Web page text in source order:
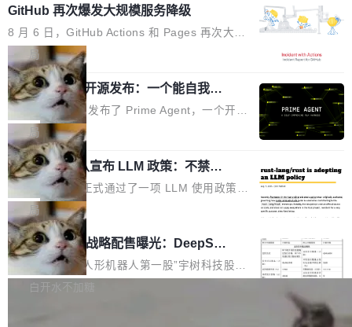
他引用的帖子来自 Mathew Shen，一位 ICLR 2
026 的读者：「看了篇 ...
理由很具体。FA 系列不需要解释，但 FA2 是他
认为最重要的一个——复杂度恰到好处，刚好能
驱动你去学 CuTe，但还没被那些"邪恶的" Hopp
er++ 优化所淹没，足够容易修改和适配。 更关
键的是 FA2 的持久性...
鸿蒙通过统一技术底座和分布式能力，为不同类
型智能设备的开发、连接与互联提供关键支撑，
也为产业链企业探索产品创新与商业增长打开新
的空间。 8月14日，开源鸿蒙智能硬件开发者日
（OHDD：OpenHarmony Hardware Develope
r Day）将在杭州启航。活动面向智能硬件产业
链企业和开发者，邀请行业专家与资深技术顾
问，围绕开源鸿蒙技术能力、设备适配、芯片适
配、功耗与稳定性调优、兼容性测评及统一互联
等内容展开系统讲解和实战交流，帮助企业进一
步了解开源鸿蒙在智能...
GitHub 再次爆发大规模服务降级
8 月 6 日，GitHub Actions 和 Pages 再次大规
模服务降级，Actions 完全不可用超过 5 小时，
webhook 停发，连自托管 runner 也因调度层故
障无法工作。Pages、Copilot code review、C
opilot coding agent 全部受影响。从检测到完全
恢复，大约 12 小时。 这是 2026 年 8 月的第六
起事故，其中四起与 AI/Copilot 服务相关。 Git
Hub 员工 kdaigle 在 HN 讨论中贴出了一组数
据：2025 年全年 10 亿次 commit。现在，每周
2.75 亿次，全年预计 140 亿次。GitHub...
局
Prime Agent 开源发布：一个能自我改
进的编程 Agent，ARC-AGI 3 超越人类
专家基线
Prime Intellect 发布了 Prime Agent，一个开源
的编程 Agent Harness，核心设计围绕两个抽
象：Recursive Language Model（RLM）和 C
ontinual Harness。在 ARC-AGI 3 基准测试
上，Prime Agent + Opus 5 的组合达到了 95.
5% RHAE Best@1，超过了 ARC 报告的人类专
家基线 95.4%。 不是又一个 coding agent 包装
器 Prime Agent 的架构和市面上大多数 coding
agent 有本质区别。大多数 agent harness 的设
计是基于早期模型的能力—...
局
Rust 项目团队宣布 LLM 政策：不禁
止，但你要承认哪些代码不是你写的
Rust 语言项目正式通过了一项 LLM 使用政策，
覆盖 rust-lang/rust 单一仓库的代码贡献。这不
是项目级别的官方立场，目前由五个团队采纳，
但它可能是主流开源项目中关于 AI 辅助贡献最
细致的一份规则。 政策的核心只有一句话：LLM
可以用来分析、提炼、审阅、建议，但不能用来
局
宇树科技 IPO 战略配售曝光：DeepSe
ek 获配 93.3 万股，锁定 36 个月
8月6日晚间，“人形机器人第一股”宇树科技股份
有限公司披露IPO发行价格及战略配售结果，杭
白开水不加糖